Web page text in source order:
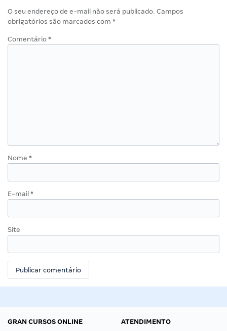
O seu endereço de e-mail não será publicado. Campos
obrigatórios são marcados com *
Comentário *
Nome *
E-mail *
Site
GRAN CURSOS ONLINE
ATENDIMENTO